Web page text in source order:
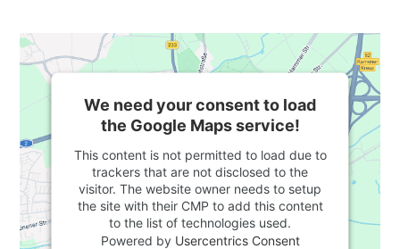
We need your consent to load
the Google Maps service!
This content is not permitted to load due to
trackers that are not disclosed to the
visitor. The website owner needs to setup
the site with their CMP to add this content
to the list of technologies used.
Powered by Usercentrics Consent